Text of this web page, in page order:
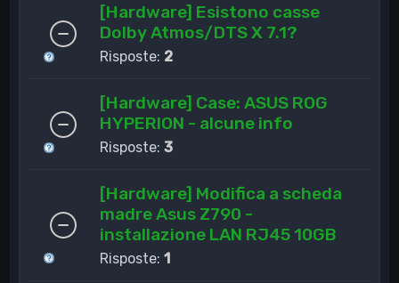
[Hardware] Esistono casse
Dolby Atmos/DTS X 7.1?
Risposte: 2
[Hardware] Case: ASUS ROG
HYPERION - alcune info
Risposte:3
[Hardware] Modifica a scheda
madre Asus Z790 -
installazione LAN RJ45 10GB
Risposte:1